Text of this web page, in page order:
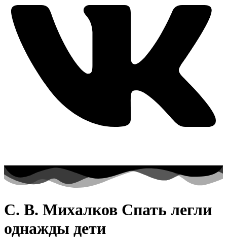
С. В. Михалков Спать легли
однажды дети